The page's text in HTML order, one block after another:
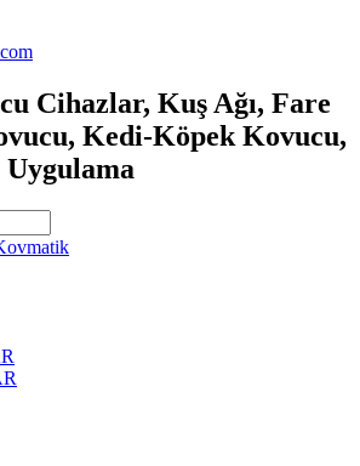
Cihazlar, Kuş Ağı, Fare
Kedi-Köpek Kovucu,